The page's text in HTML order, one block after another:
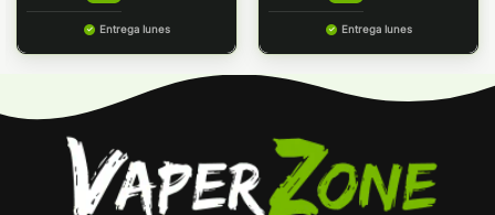
Entrega lunes Entrega lunes